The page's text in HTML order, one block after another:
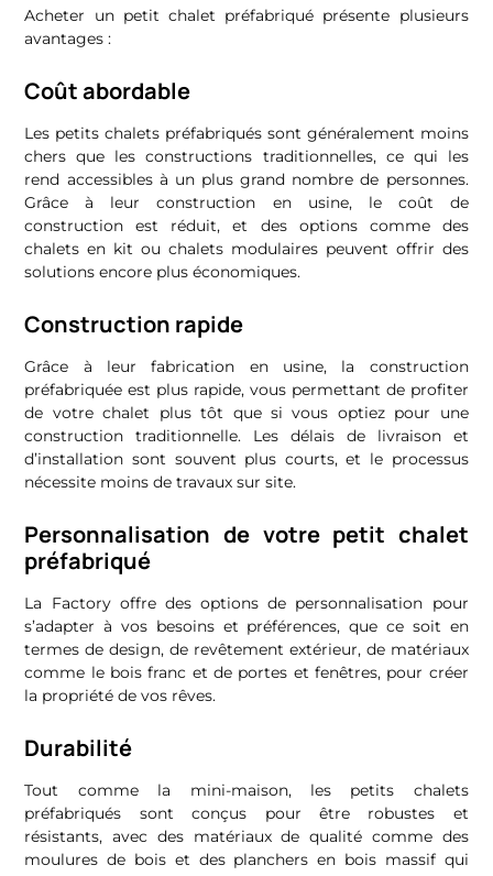
Acheter un petit chalet préfabriqué présente plusieurs
avantages :
Coût abordable
Les petits chalets préfabriqués sont généralement moins
chers que les constructions traditionnelles, ce qui les
rend accessibles à un plus grand nombre de personnes.
Grâce à leur construction en usine, le coût de
construction est réduit, et des options comme des
chalets en kit ou chalets modulaires peuvent offrir des
solutions encore plus économiques.
Construction rapide
Grâce à leur fabrication en usine, la construction
préfabriquée est plus rapide, vous permettant de profiter
de votre chalet plus tôt que si vous optiez pour une
construction traditionnelle. Les délais de livraison et
d’installation sont souvent plus courts, et le processus
nécessite moins de travaux sur site.
Personnalisation de votre petit chalet
préfabriqué
La Factory offre des options de personnalisation pour
s’adapter à vos besoins et préférences, que ce soit en
termes de design, de revêtement extérieur, de matériaux
comme le bois franc et de portes et fenêtres, pour créer
la propriété de vos rêves.
Durabilité
Tout comme la mini-maison, les petits chalets
préfabriqués sont conçus pour être robustes et
résistants, avec des matériaux de qualité comme des
moulures de bois et des planchers en bois massif qui